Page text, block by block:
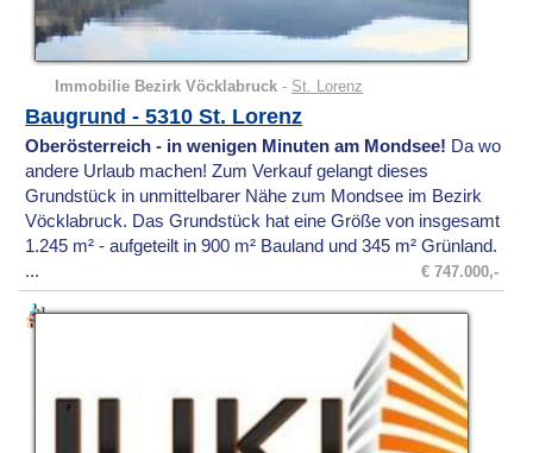
Immobilie Bezirk Vöcklabruck - St. Lorenz
Baugrund - 5310 St. Lorenz
Oberösterreich - in wenigen Minuten am Mondsee! Da wo
andere Urlaub machen! Zum Verkauf gelangt dieses
Grundstück in unmittelbarer Nähe zum Mondsee im Bezirk
Vöcklabruck. Das Grundstück hat eine Größe von insgesamt
1.245 m² - aufgeteilt in 900 m² Bauland und 345 m² Grünland.
...
€ 747.000,-